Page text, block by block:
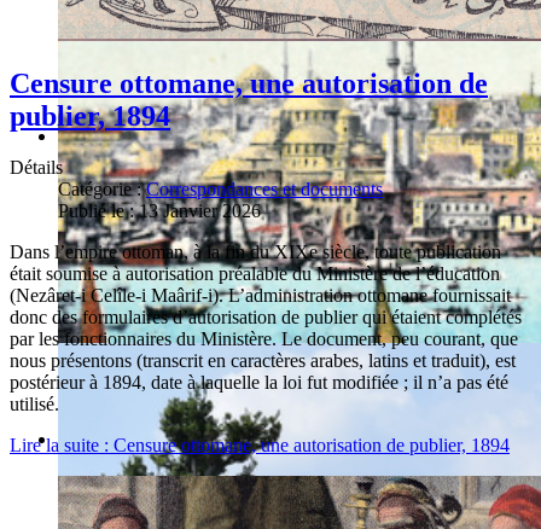
Censure ottomane, une autorisation de
publier, 1894
Détails
Catégorie :Correspondances et documents
Publié le : 13 Janvier 2026
Dans l’empire ottoman, à la fin du XIXe siècle, toute publication
était soumise à autorisation préalable du Ministère de l’éducation
(Nezâret-i Celîle-i Maârif-i). L’administration ottomane fournissait
donc des formulaires d’autorisation de publier qui étaient complétés
par les fonctionnaires du Ministère. Le document, peu courant, que
nous présentons (transcrit en caractères arabes, latins et traduit), est
postérieur à 1894, date à laquelle la loi fut modifiée ; il n’a pas été
utilisé.
Lire la suite : Censure ottomane, une autorisation de publier, 1894